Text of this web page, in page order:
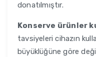
donatılmıştır.
Konserve ürünler
tavsiyeleri cihazın
büyüklüğüne göre